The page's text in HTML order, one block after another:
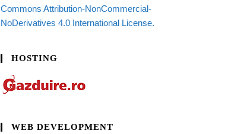
Commons Attribution-NonCommercial-
NoDerivatives 4.0 International License.
HOSTING
WEB DEVELOPMENT